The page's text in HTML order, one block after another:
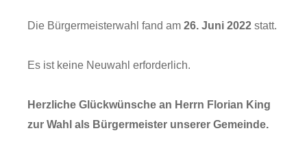
Die Bürgermeisterwahl fand am 26. Juni 2022 statt.
Es ist keine Neuwahl erforderlich.
Herzliche Glückwünsche an Herrn Florian King
zur Wahl als Bürgermeister unserer Gemeinde.